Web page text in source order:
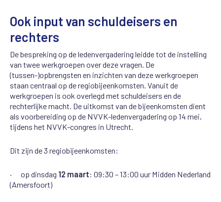
Ook input van schuldeisers en
rechters
De bespreking op de ledenvergadering leidde tot de instelling
van twee werkgroepen over deze vragen. De
(tussen-)opbrengsten en inzichten van deze werkgroepen
staan centraal op de regiobijeenkomsten. Vanuit de
werkgroepen is ook overlegd met schuldeisers en de
rechterlijke macht. De uitkomst van de bijeenkomsten dient
als voorbereiding op de NVVK-ledenvergadering op 14 mei,
tijdens het NVVK-congres in Utrecht.
Dit zijn de 3 regiobijeenkomsten:
· op dinsdag 12 maart: 09:30 – 13:00 uur Midden Nederland
(Amersfoort)